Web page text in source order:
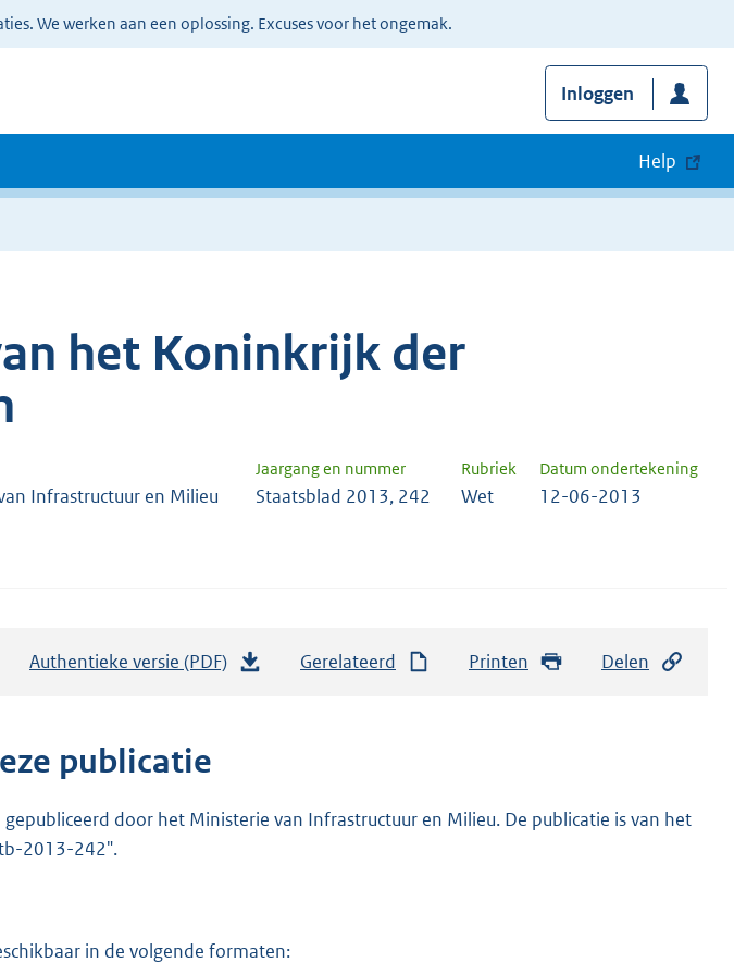
We werken aan een oplossing. Excuses voor het ongemak.
Inloggen
Help
het Koninkrijk der
Jaargang en nummer Rubriek Datum ondertekening
Infrastructuur en Milieu Staatsblad 2013, 242 Wet 12-06-2013
Authentieke versie (PDF)
n
o
Gerelateerd Printen Delen
publicatie
door het Ministerie van Infrastructuur en Milieu. De publicatie is van het
2013-242".
in de volgende formaten: